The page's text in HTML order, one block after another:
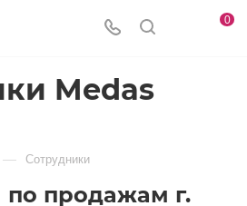
0
Medas
— Сотрудники
продажам г.